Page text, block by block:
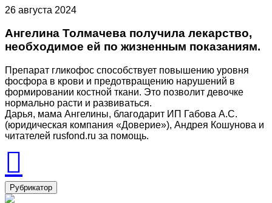
26 августа 2024
Ангелина Толмачева получила лекарство,
необходимое ей по жизненным показаниям.
Препарат гликофос способствует повышению уровня
фосфора в крови и предотвращению нарушений в
формировании костной ткани. Это позволит девочке
нормально расти и развиваться.
Дарья, мама Ангелины, благодарит ИП Габова А.С.
(юридическая компания «Доверие»), Андрея Кошунова и
читателей rusfond.ru за помощь.
Рубрикатор